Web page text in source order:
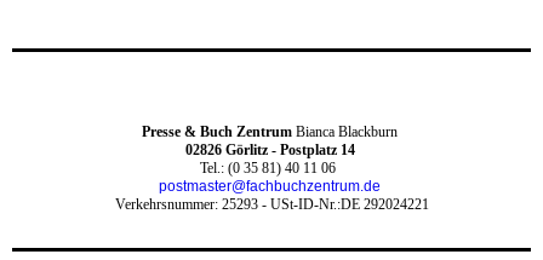
Presse & Buch Zentrum Bianca Blackburn
02826 Görlitz - Postplatz 14
Tel.: (0 35 81) 40 11 06
postmaster@fachbuchzentrum.de
Verkehrsnummer: 25293 - USt-ID-Nr.:DE 292024221